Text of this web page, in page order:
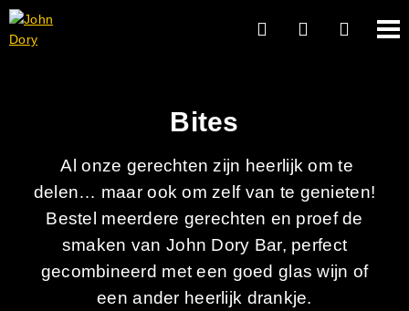
Bites
Al onze gerechten zijn heerlijk om te
delen… maar ook om zelf van te genieten!
Bestel meerdere gerechten en proef de
smaken van John Dory Bar, perfect
gecombineerd met een goed glas wijn of
een ander heerlijk drankje.